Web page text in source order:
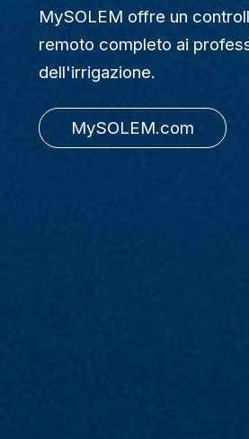
MySOLEM offre un
remoto completo ai
dell'irrigazione.
MySOLEM.com